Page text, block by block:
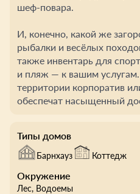
шеф-повара.
И, конечно, какой же
рыбалки и весёлых
также инвентарь для
и пляж — к вашим
территории корпоратив
обеспечат насыщенный
Типы домов
Барнхауз Коттедж
Окружение
Лес, Водоемы